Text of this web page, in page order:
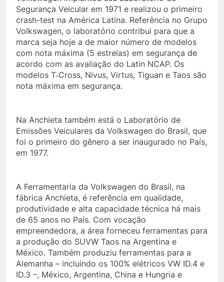
Segurança Veicular em 1971 e realizou o primeiro
crash-test na América Latina. Referência no Grupo
Volkswagen, o laboratório contribui para que a
marca seja hoje a de maior número de modelos
com nota máxima (5 estrelas) em segurança de
acordo com as avaliação do Latin NCAP. Os
modelos T‑Cross, Nivus, Virtus, Tiguan e Taos são
nota máxima em segurança.
Na Anchieta também está o Laboratório de
Emissões Veiculares da Volkswagen do Brasil, que
foi o primeiro do gênero a ser inaugurado no País,
em 1977.
A Ferramentaria da Volkswagen do Brasil, na
fábrica Anchieta, é referência em qualidade,
produtividade e alta capacidade técnica há mais
de 65 anos no País. Com vocação
empreendedora, a área forneceu ferramentas para
a produção do SUVW Taos na Argentina e
México. Também produziu ferramentas para a
Alemanha – incluindo os 100% elétricos VW ID.4 e
ID.3 –, México, Argentina, China e Hungria e